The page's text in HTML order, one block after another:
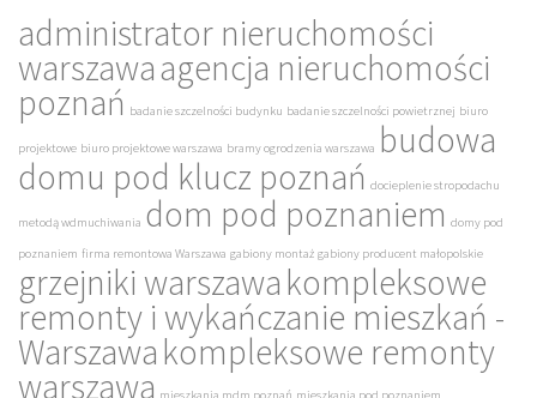
administrator nieruchomości
warszawaagencja nieruchomości
poznań badanie szczelności budynku badanie szczelności powietrznej biuro
projektowe biuro projektowe warszawa bramy ogrodzenia warszawa budowa
domu pod klucz poznań docieplenie stropodachu
metodą wdmuchiwania dom pod poznaniem domy pod
poznaniem firma remontowa Warszawa gabiony montaż gabiony producent małopolskie
grzejniki warszawakompleksowe
remonty i wykańczanie mieszkań -
Warszawakompleksowe remonty
warszawa